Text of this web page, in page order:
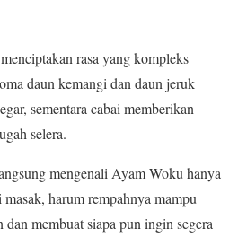
rasa yang kompleks
daun kemangi dan daun jeruk
sementara cabai memberikan
selera.
mengenali Ayam Woku hanya
harum rempahnya mampu
membuat siapa pun ingin segera